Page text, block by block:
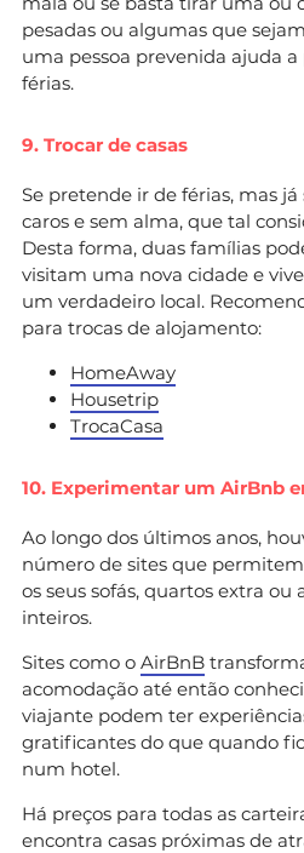
pesadas ou algumas que
uma pessoa prevenida ajuda
férias.
9. Trocar de casas
Se pretende ir de férias, mas
caros e sem alma, que tal
Desta forma, duas famílias
visitam uma nova cidade e
um verdadeiro local.
para trocas de alojamento:
HomeAway
Housetrip
TrocaCasa
10. Experimentar um AirBnb
Ao longo dos últimos anos,
número de sites que
os seus sofás, quartos extra
inteiros.
Sites como o AirBnB
acomodação até então
viajante podem ter
gratificantes do que quando
num hotel.
Há preços para todas as
encontra casas próximas de